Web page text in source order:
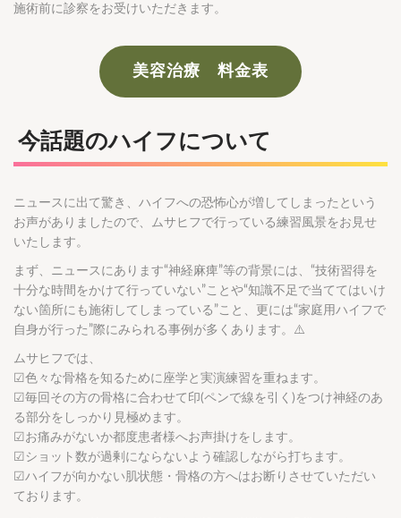
施術前に診察をお受けいただきます。
美容治療 料金表
今話題のハイフについて
ニュースに出て驚き、ハイフへの恐怖心が増してしまったという
お声がありましたので、ムサヒフで行っている練習風景をお見せ
いたします。
まず、ニュースにあります“神経麻痺”等の背景には、“技術習得を
十分な時間をかけて行っていない”ことや“知識不足で当ててはいけ
ない箇所にも施術してしまっている”こと、更には“家庭用ハイフで
自身が行った”際にみられる事例が多くあります。⚠️
ムサヒフでは、
☑︎色々な骨格を知るために座学と実演練習を重ねます。
☑︎毎回その方の骨格に合わせて印(ペンで線を引く)をつけ神経のあ
る部分をしっかり見極めます。
☑︎お痛みがないか都度患者様へお声掛けをします。
☑︎ショット数が過剰にならないよう確認しながら打ちます。
☑︎ハイフが向かない肌状態・骨格の方へはお断りさせていただい
ております。